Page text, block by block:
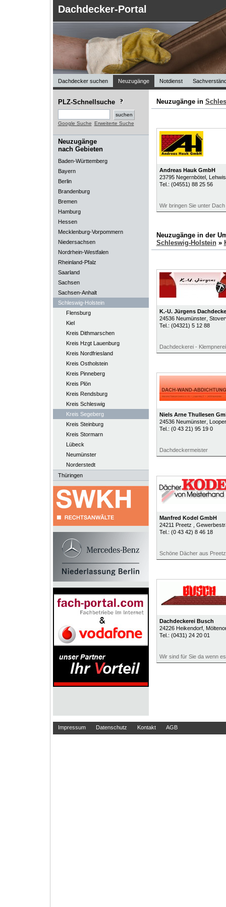
Dachdecker-Portal
Dachdecker suchen Neuzugänge Notdienst
PLZ-Schnellsuche
Google Suche Erweiterte Suche
Neuzugänge
nach Gebieten
Baden-Württemberg
Bayern
Berlin
Brandenburg
Bremen
Hamburg
Hessen
Mecklenburg-Vorpommern
Niedersachsen
Nordrhein-Westfalen
Rheinland-Pfalz
Saarland
Sachsen
Sachsen-Anhalt
Schleswig-Holstein
Flensburg
Kiel
Kreis Dithmarschen
Kreis Hzgt Lauenburg
Kreis Nordfriesland
Kreis Ostholstein
Kreis Pinneberg
Kreis Plön
Kreis Rendsburg
Kreis Schleswig
Kreis Segeberg
Kreis Steinburg
Kreis Stormarn
Lübeck
Neumünster
Norderstedt
Thüringen
Neuzugänge in
Andreas Hauk GmbH
23795 Negernbötel,
Tel.: (04551) 88 25 56
Wir bringen Sie unter
Neuzugänge in der
Schleswig-Holstein»
K.-U. Jürgens
24536 Neumünster,
Tel.: (04321) 5 12 88
Dachdeckerei -
Niels Arne Thullesen
24536 Neumünster,
Tel.: (0 43 21) 95 19 0
Dachdeckermeister
Manfred Kodel GmbH
24211 Preetz
,
Tel.: (0 43 42) 8 46 18
Schöne Dächer aus Preetz
Dachdeckerei Busch
24226 Heikendorf,
Tel.: (0431) 24 20 01
Wir sind für Sie da wenn
Impressum Datenschutz Kontakt AGB